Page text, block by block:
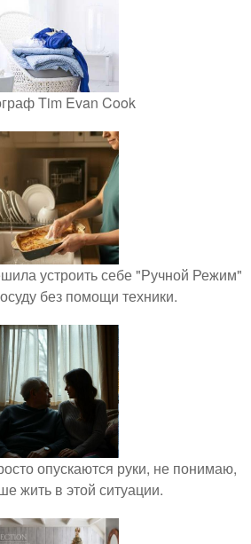
Tim Evan Cook
устроить себе "Ручной Режим"
без помощи техники.
опускаются руки, не понимаю,
жить в этой ситуации.